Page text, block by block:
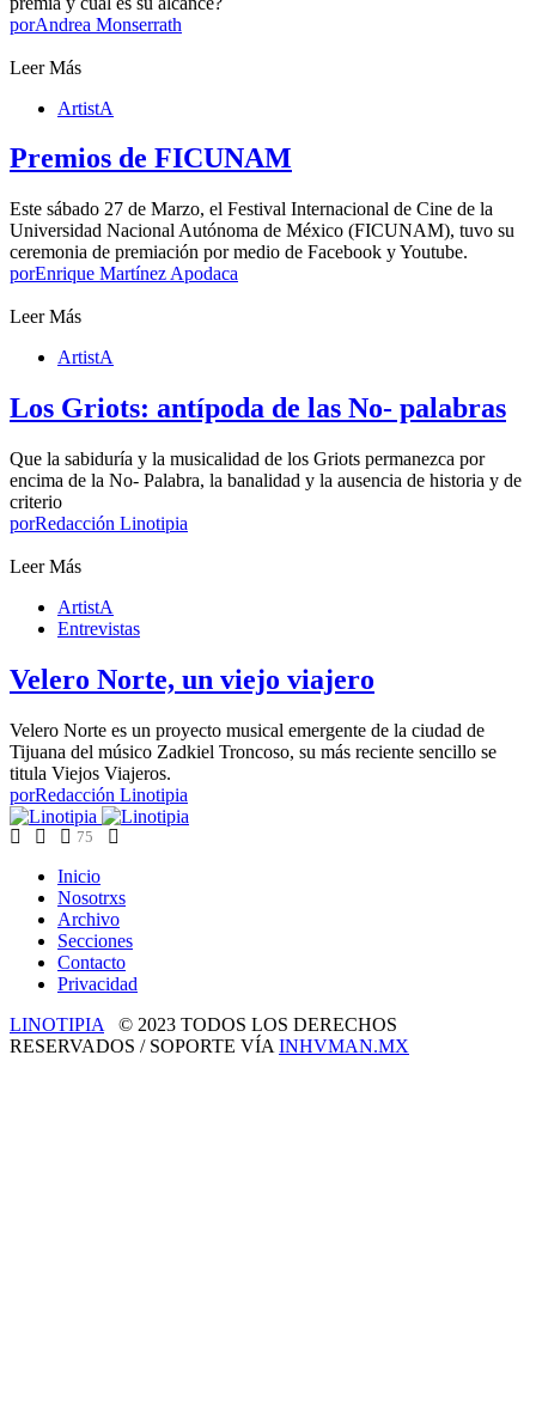
porAndrea Monserrath
Leer Más
ArtistA
Premios de FICUNAM
Este sábado 27 de Marzo, el Festival Internacional de Cine de la
Universidad Nacional Autónoma de México (FICUNAM), tuvo su
ceremonia de premiación por medio de Facebook y Youtube.
porEnrique Martínez Apodaca
Leer Más
ArtistA
Los Griots: antípoda de las No- palabras
Que la sabiduría y la musicalidad de los Griots permanezca por
encima de la No- Palabra, la banalidad y la ausencia de historia y de
criterio
porRedacción Linotipia
Leer Más
ArtistA
Entrevistas
Velero Norte, un viejo viajero
Velero Norte es un proyecto musical emergente de la ciudad de
Tijuana del músico Zadkiel Troncoso, su más reciente sencillo se
titula Viejos Viajeros.
porRedacción Linotipia
75
Inicio
Nosotrxs
Archivo
Secciones
Contacto
Privacidad
LINOTIPIA © 2023 TODOS LOS DERECHOS
RESERVADOS / SOPORTE VÍA INHVMAN.MX